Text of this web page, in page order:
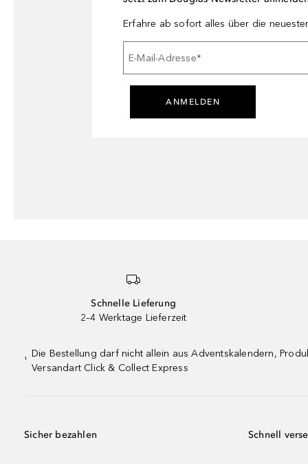
Erfahre ab sofort alles über die
E-Mail-Adresse*
ANMELDEN
Schnelle Lieferung
2–4 Werktage Lieferzeit
¹
Die Bestellung darf nicht allein aus Adventskalendern,
Versandart Click & Collect Express
Sicher bezahlen Schnell